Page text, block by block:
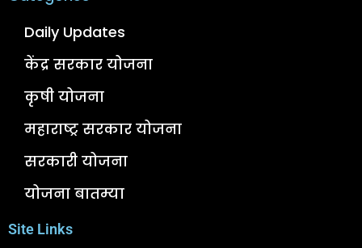
Daily Updates
केंद्र सरकार योजना
कृषी योजना
महाराष्ट्र सरकार योजना
सरकारी योजना
योजना बातम्या
Site Links